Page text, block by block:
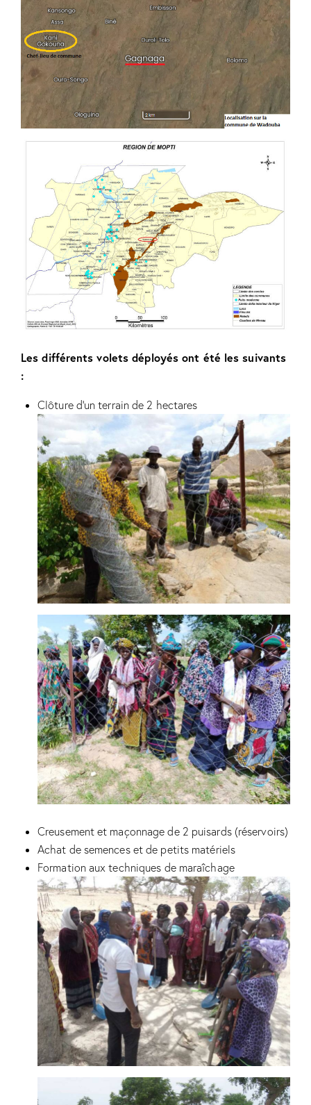
Les différents volets déployés ont été les suivants
:
Clôture d’un terrain de 2 hectares
Creusement et maçonnage de 2 puisards (réservoirs)
Achat de semences et de petits matériels
Formation aux techniques de maraîchage